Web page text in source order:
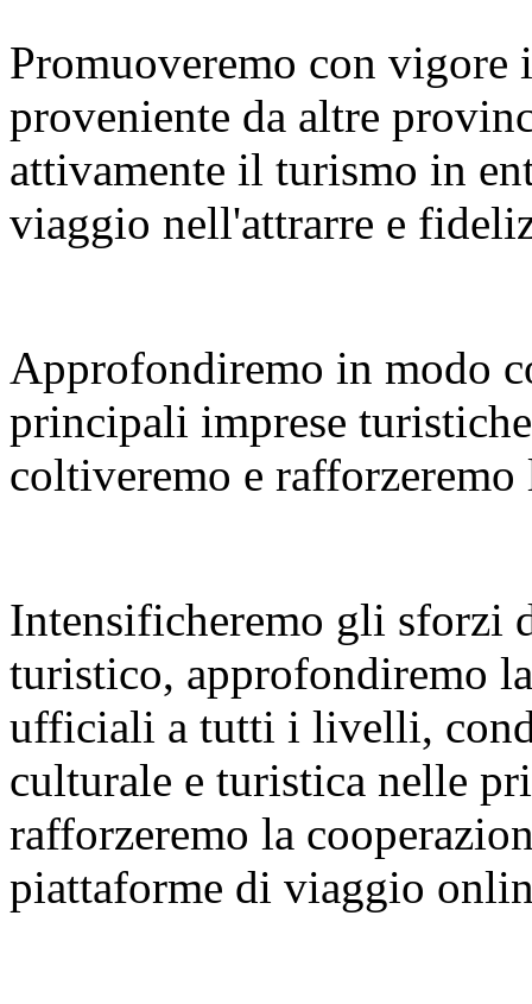
Promuoveremo con
proveniente da altre
attivamente il turismo in
viaggio nell'attrarre e
Approfondiremo in modo
principali imprese
coltiveremo e
Intensificheremo gli sforzi
turistico, approfondiremo
ufficiali a tutti i livelli,
culturale e turistica nelle
rafforzeremo la
piattaforme di viaggio